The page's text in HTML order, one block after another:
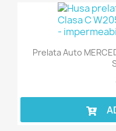
Prelata Auto